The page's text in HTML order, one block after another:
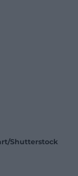
Shutterstock